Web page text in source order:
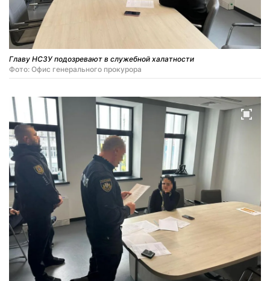
Главу НСЗУ подозревают в служебной халатности
Фото: Офис генерального прокурора